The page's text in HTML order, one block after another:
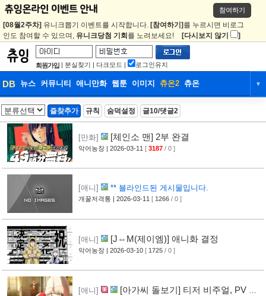
참여하기
[08월2주차] 유니크뽑기 이벤트를 시작합니다. [참여하기] 를 누르시면 비로그
인도 참여할 수 있으며, 유니크당첨 기회 를 노려보세요! [다시보지 않기 ]
회원가입 | 분실찾기 | 다크모드 | 로그인유지
DB 뉴스 커뮤니티 애니만화 웹툰 이미지 츄온2 츄온 ▼
DB 뉴스 커뮤니티
웹툰
즐찾추가 규칙 숨덕설정 글10/댓글2
[만화] [체인소 맨] 2부 완결
악어농장 | 2026-03-11 [ 3187 / 0 ]
[애니] ** 블라인드된 게시물입니다.
개꿀저격통 | 2026-03-11 [ 1266 / 0 ]
[애니] [J⇔M(제이엠)] 애니화 결정
악어농장 | 2026-03-10 [ 1725 / 0 ]
[애니]
[아가씨 돌보기] 티저 비주얼, PV 공